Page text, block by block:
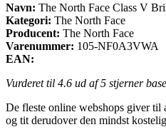
Navn: The North Face Class V
Kategori: The North Face
Producent: The North Face
Varenummer: 105-NF0A3VWA
EAN:
Vurderet til 4.6 ud af 5 stjerner
De fleste online webshops giver til
og tit derudover den mindst